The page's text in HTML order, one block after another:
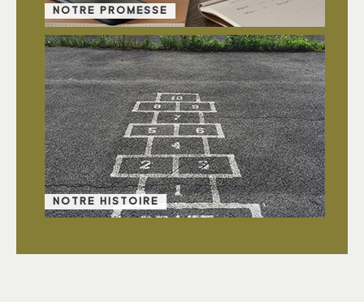
NOTRE PROMESSE
NOTRE HISTOIRE